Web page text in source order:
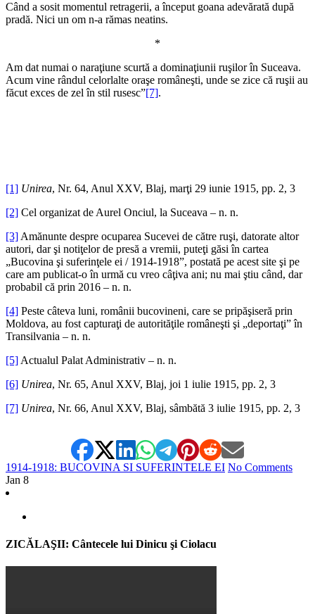
Când a sosit momentul retragerii, a început goana adevărată după
pradă. Nici un om n-a rămas neatins.
*
Am dat numai o naraţiune scurtă a dominaţiunii ruşilor în Suceava.
Acum vine rândul celorlalte oraşe româneşti, unde se zice că ruşii au
făcut exces de zel în stil rusesc”[7].
[1] Unirea, Nr. 64, Anul XXV, Blaj, marţi 29 iunie 1915, pp. 2, 3
[2] Cel organizat de Aurel Onciul, la Suceava – n. n.
[3] Amănunte despre ocuparea Sucevei de către ruşi, datorate altor
autori, dar şi notiţelor de presă a vremii, puteţi găsi în cartea
„Bucovina şi suferinţele ei / 1914-1918”, postată pe acest site şi pe
care am publicat-o în urmă cu vreo câţiva ani; nu mai ştiu când, dar
probabil că prin 2016 – n. n.
[4] Peste câteva luni, românii bucovineni, care se pripăşiseră prin
Moldova, au fost capturaţi de autorităţile româneşti şi „deportaţi” în
Transilvania – n. n.
[5] Actualul Palat Administrativ – n. n.
[6] Unirea, Nr. 65, Anul XXV, Blaj, joi 1 iulie 1915, pp. 2, 3
[7] Unirea, Nr. 66, Anul XXV, Blaj, sâmbătă 3 iulie 1915, pp. 2, 3
1914-1918: BUCOVINA SI SUFERINTELE EI No Comments
Jan 8
ZICĂLAŞII: Cântecele lui Dinicu şi Ciolacu